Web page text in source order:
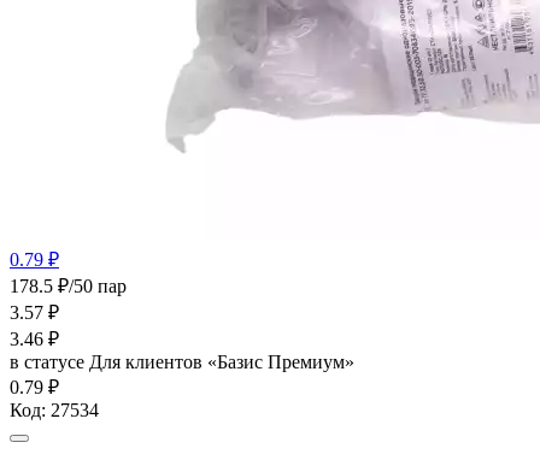
0.79 ₽
178.5 ₽/50 пар
3.57 ₽
3.46 ₽
в статусе Для клиентов «Базис Премиум»
0.79 ₽
Код: 27534